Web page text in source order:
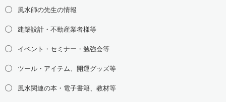
山形県の占い師募集・求人
関東地方の占い師募集・求人
埼玉県の占い師募集・求人
千葉県の占い師募集・求人
茨城県の占い師募集・求人
栃木県の占い師募集・求人
風水師の先生の情報
建築設計・不動産業者様等
イベント・セミナー・勉強会等
ツール・アイテム、開運グッズ等
風水関連の本・電子書籍、教材等